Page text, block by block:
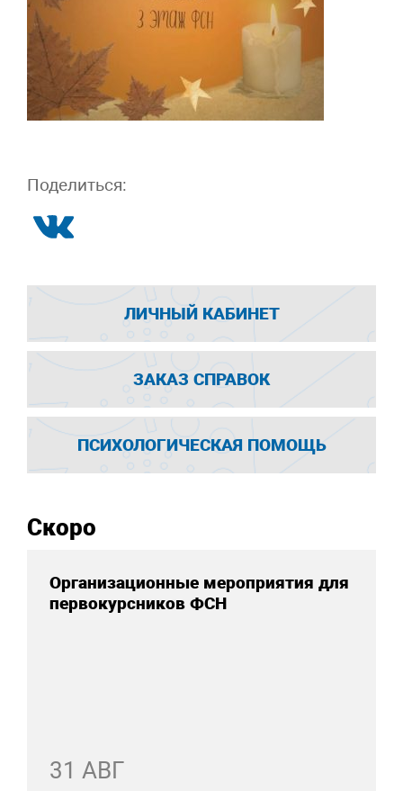
Поделиться:
ЛИЧНЫЙ КАБИНЕТ
ЗАКАЗ СПРАВОК
ПСИХОЛОГИЧЕСКАЯ ПОМОЩЬ
Скоро
Организационные мероприятия для
первокурсников ФСН
31 АВГ